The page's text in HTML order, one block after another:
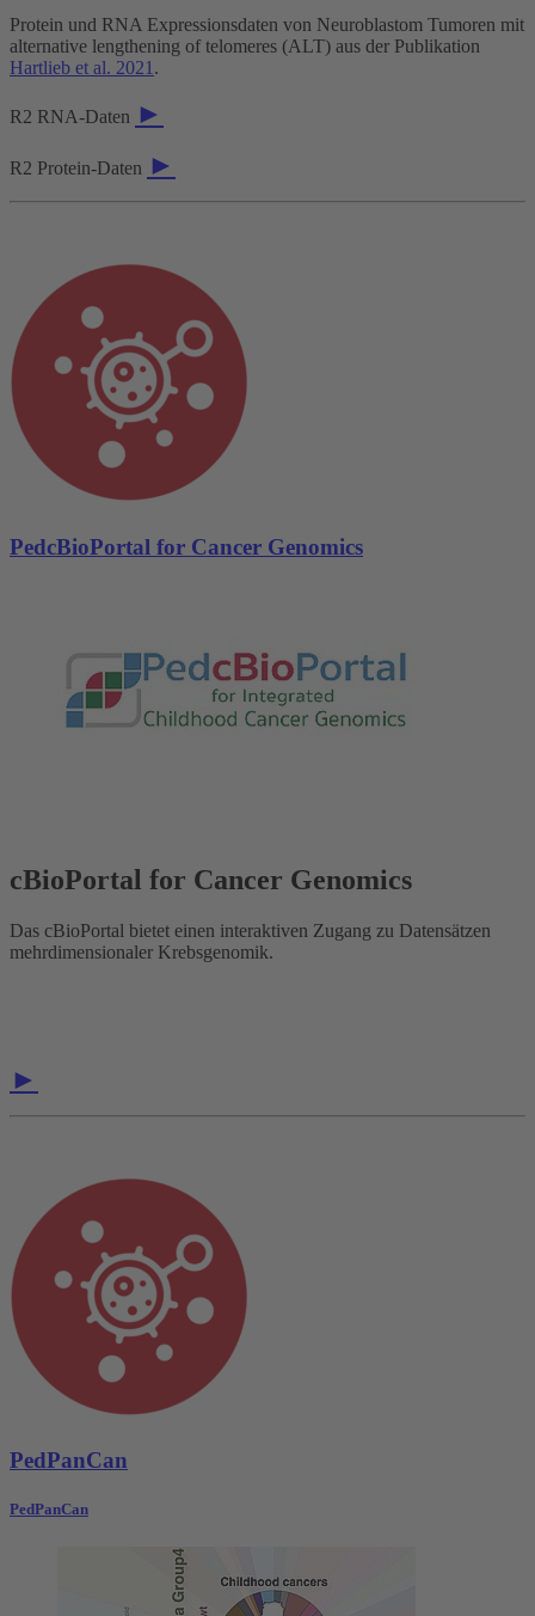
Protein und RNA Expressionsdaten von Neuroblastom Tumoren mit
alternative lengthening of telomeres (ALT) aus der Publikation
Hartlieb et al. 2021.
R2 RNA-Daten ►
R2 Protein-Daten ►
PedcBioPortal for Cancer Genomics
cBioPortal for Cancer Genomics
Das cBioPortal bietet einen interaktiven Zugang zu Datensätzen
mehrdimensionaler Krebsgenomik.
►
PedPanCan
PedPanCan